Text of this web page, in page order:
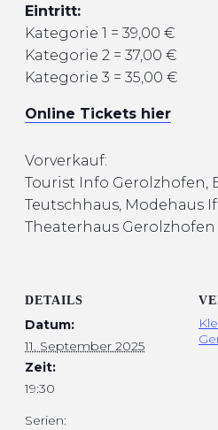
Eintritt:
Kategorie 1 = 39,00 €
Kategorie 2 = 37,00 €
Kategorie 3 = 35,00 €
Online Tickets hier
Vorverkauf:
Tourist Info Gerolzhofen,
Teutschhaus, Modehaus
Theaterhaus Gerolzhofen
DETAILS
Datum:
11. September 2025
Zeit:
19:30
Serien: